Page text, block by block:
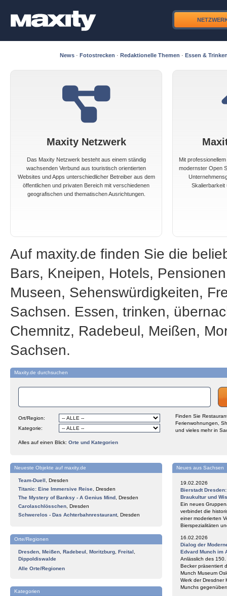
News · Fotostrecken · Redaktionelle Themen · Essen &
Maxity Netzwerk
Das Maxity Netzwerk besteht aus einem ständig
wachsenden Verbund aus touristisch orientierten
Websites und Apps unterschiedlicher Betreiber aus dem
öffentlichen und privaten Bereich mit verschiedenen
geografischen und thematischen Ausrichtungen.
Mit
modernster Open
Skalierbarkeit
Auf maxity.de finden Sie die
Bars, Kneipen, Hotels,
Museen, Sehenswürdigkeiten,
Sachsen. Essen, trinken,
Chemnitz, Radebeul, Meißen,
Sachsen.
Maxity.de durchsuchen
Ort/Region:
Kategorie:
Finden Sie
Ferienwohnungen,
und vieles mehr in
Alles auf einen Blick: Orte und Kategorien
Neueste Objekte auf maxity.de
Team-Duell
Dresden
Titanic: Eine Immersive Reise Dresden
The Mystery of Banksy - A Genius Mind Dresden
Carolaschlösschen Dresden
Schwerelos - Das Achterbahnrestaurant, Dresden
Orte/Regionen
Dresden Meißen Radebeul Moritzburg Freital
Dippoldiswalde
Alle Orte/Regionen
Kategorien
Neues aus Sachsen
19.02.2026
Bierstadt
Braukultur und
Ein neues
verbindet die
einer moderierten
Bierspezialitäten
16.02.2026
Dialog der
Edvard Munch im
Anlässlich des
Becker präsentiert
Munch Museum
Werk der Dresdner
Munchs